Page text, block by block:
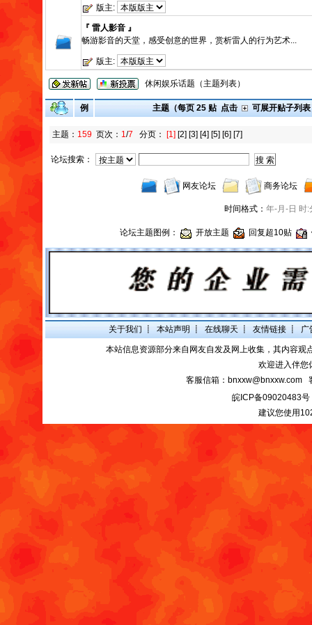
版主:
『 雷人影音 』
畅游影音的天堂，感受创意的世界，赏析雷人的行为艺术...
版主:
休闲娱乐话题（主题列表）
例 主题（每页 25 贴 点击 可展开贴子列表
主题： 159 页次： 1/7 分页： [1] [2] [3] [4] [5] [6] [7]
论坛搜索：
网友论坛 商务论坛
时间格式： 年-月-日 时:
论坛主题图例： 开放主题 回复超10贴
关于我们 ┋ 本站声明 ┋ 在线聊天 ┋ 友情链接 ┋ 广
本站信息资源部分来自网友自发及网上收集，其内容
欢迎进入伴您
客服信箱：bnxxw@bnxxw.com
皖ICP备09020483号
建议您使用